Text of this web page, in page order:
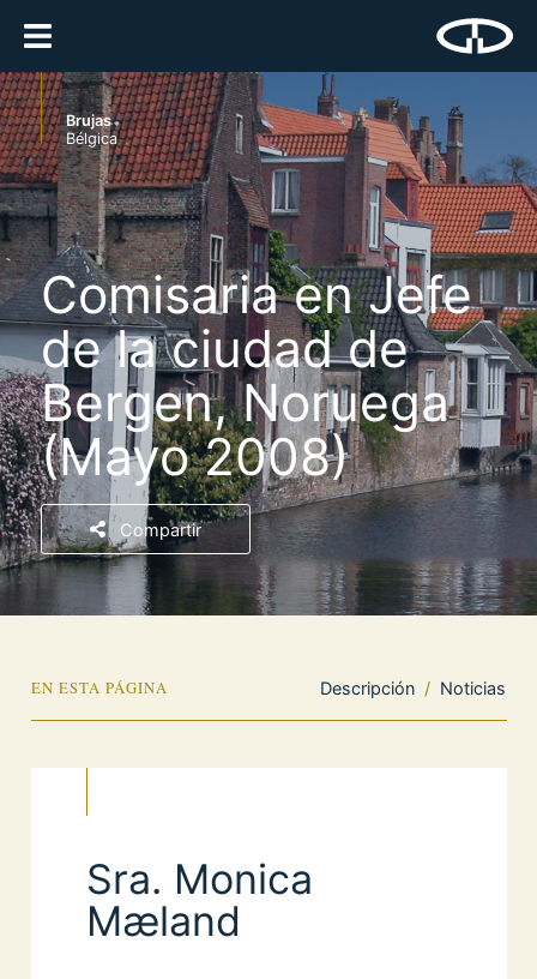
Brujas
Bélgica
Comisaria en Jefe
de la ciudad de
Bergen, Noruega
(Mayo 2008)
Compartir
EN ESTA PÁGINA Descripción / Noticias
Sra. Monica
Mæland